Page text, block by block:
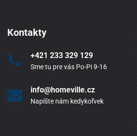
Kontakty
+421 233 329 129
Sme tu pre vás Po-Pi 9-16
info@homeville.cz
Napíšte nám kedykoľvek